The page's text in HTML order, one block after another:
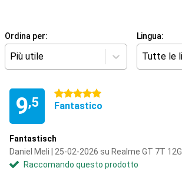
Ordina per:
Più utile
Lingua:
Tutte le
9,5
5 stelle
Fantastico
Fantastisch
Daniel Meli | 25-02-2026 su Realme GT 7T
Raccomando questo prodotto